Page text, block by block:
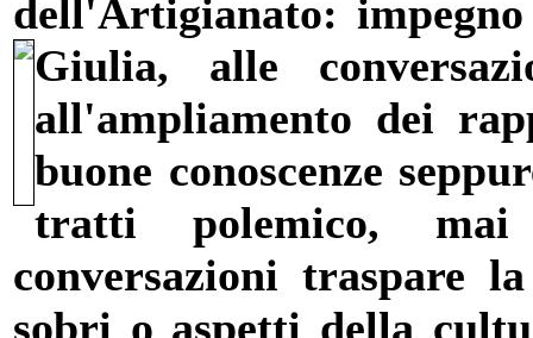
dell'Artigianato:
Giulia, alle con
all'ampliamento dei
buone conoscenze
tratti polemico,
conversazioni traspare
sobri o aspetti della